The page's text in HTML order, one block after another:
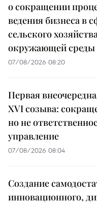
о сокращении
ведения бизнеса в
сельского
окружающей среды
07/08/2026 08:20
Первая
XVI созыва:
но не
управление
07/08/2026 08:04
Создание
инновационного,